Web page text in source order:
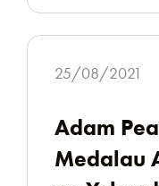
25/08/2021
Adam
Medalau